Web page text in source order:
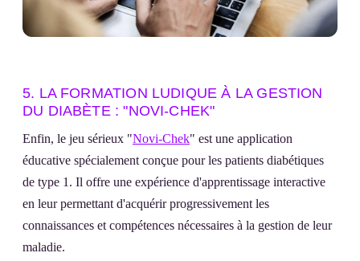
5. LA FORMATION LUDIQUE À LA GESTION
DU DIABÈTE : "NOVI-CHEK"
Enfin, le jeu sérieux "Novi-Chek" est une application
éducative spécialement conçue pour les patients diabétiques
de type 1. Il offre une expérience d'apprentissage interactive
en leur permettant d'acquérir progressivement les
connaissances et compétences nécessaires à la gestion de leur
maladie.